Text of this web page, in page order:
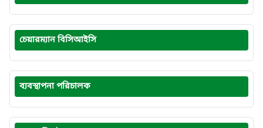
চেয়ারম্যান বিসিআইসি
ব্যবস্থাপনা পরিচালক